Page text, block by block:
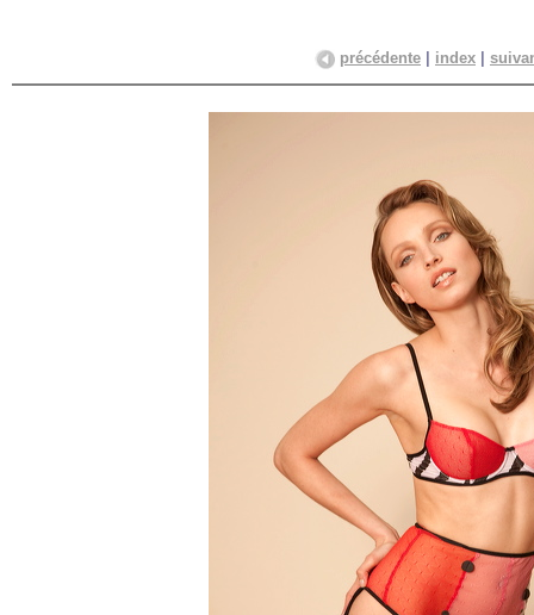
précédente index